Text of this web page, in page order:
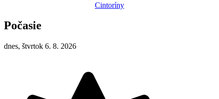
Cintoríny
Počasie
dnes, štvrtok 6. 8. 2026